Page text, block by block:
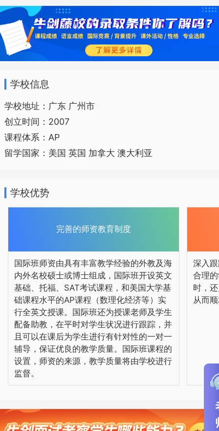
学标准十分严格，能进入排位前30大学学
习的学生基本上都是品学兼优。
国际班师资由具有丰富教学经验的外
教及海内外名校硕士或博士组成，国际班
开设英文基础、托福、SAT考试课程，和
美国大学基础课程水平的AP课程（数理化
经济等）实行全英文授课。国际班还为授
况进行跟踪，并且可以在课后为学生进行
质量。国际班课程的设置，师资的来源，
国际班教学内容覆盖美国高中知识范
围以及国内普通高中必修课程。在保证高
质量教学的同时，还为学生提供科学的和
个性化的规划，从而顺利进入世界名校。
学校信息
学校地址：广东 广州市
创立时间：2007
课程体系：AP
留学国家：美国 英国 加拿大 澳大利亚
学校优势
完善的师资教育制度
国际班师资由具有丰富教学经验的外教及海
内外名校硕士或博士组成，国际班开设英文
基础、托福、SAT考试课程，和美国大学基
础课程水平的AP课程（数理化经济等）实
行全英文授课。国际班还为授课老师及学生
配备助教，在平时对学生状况进行跟踪，并
且可以在课后为学生进行有针对性的一对一
辅导，保证优良的教学质量。国际班课程的
设置，师资的来源，教学质量将由学校进行
监督。
深入
合理
时，
从而